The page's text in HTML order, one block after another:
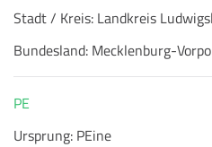
Stadt / Kreis: Landkreis
Bundesland: Mecklenburg-
PE
Ursprung: PEine